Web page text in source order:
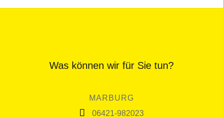
Was können wir für Sie tun?
MARBURG
06421-982023